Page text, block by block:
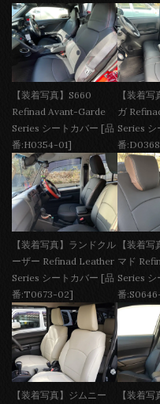
【装着写真】S660
Refinad Avant-Garde
Series シートカバー [品
番:H0354-01]
【装着
ガ
Series シ
番
【装着写真】ランドクル
ーザー Refinad Leather
Series シートカバー [品
番:T0673-02]
【装着
マド
Series シ
番
【装着写真】ジムニー
【装着